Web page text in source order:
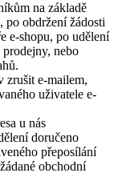
na základě
po obdržení žádosti
e-shopu, po udělení
prodejny, nebo
zrušit e-mailem,
uživatele e-
u nás
doručeno
přeposílání
obchodní